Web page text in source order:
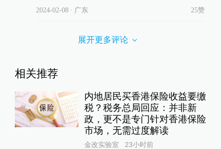
2024-02-08∙ 广东 25赞
展开更多评论
相关推荐
内地居民买香港保险收益要缴
税？税务总局回应：并非新
政，更不是专门针对香港保险
市场，无需过度解读
金改实验室 23小时前